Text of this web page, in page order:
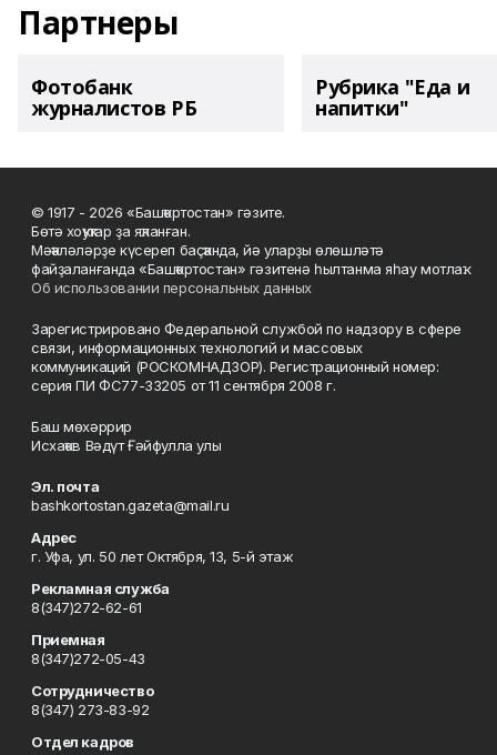
Партнеры
Фотобанк
журналистов РБ
Рубрика "Еда и
напитки"
© 1917 - 2026 «Башҡортостан» гәзите.
Бөтә хоҡуҡтар ҙа яҡланған.
Мәҡәләләрҙе күсереп баҫҡанда, йә уларҙы өлөшләтә
файҙаланғанда «Башҡортостан» гәзитенә һылтанма яһау мотлаҡ.
Об использовании персональных данных
Зарегистрировано Федеральной службой по надзору в сфере
связи, информационных технологий и массовых
коммуникаций (РОСКОМНАДЗОР). Регистрационный номер:
серия ПИ ФС77-33205 от 11 сентября 2008 г.
Баш мөхәррир
Исхаҡов Вәдүт Ғәйфулла улы
Эл. почта
bashkortostan.gazeta@mail.ru
Адрес
г. Уфа, ул. 50 лет Октября, 13, 5-й этаж
Рекламная служба
8(347)272-62-61
Приемная
8(347)272-05-43
Сотрудничество
8(347) 273-83-92
Отдел кадров